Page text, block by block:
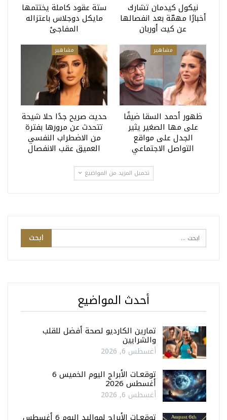
نيكول كيدمان تشارك
أخبارًا مهمّة بعد انفصالها
عن كيث أوربان
ستة عقود كاملة يختتمها
مايكل دوجلاس باعتزاله
المفاجئ
مشاهير
ظهور أحمد السقا ضيفًا
على مها الصغير يثير
الجدل على مواقع
التواصل الاجتماعي
مشاهير
حديث صريح جدًا حلا شيحة
تتحدث عن مرورها بفترة
من الاضطراب النفسي
العميق عقب الانفصال
تحميل المزيد من المواضيع
أحدث المواضيع
تمارين الكارديو لصحة أفضل للقلب
والشرايين
أغسطس 6, 2026
توقعـات الأبراج اليوم الخميس 6
أغسطس 2026
أغسطس 6, 2026